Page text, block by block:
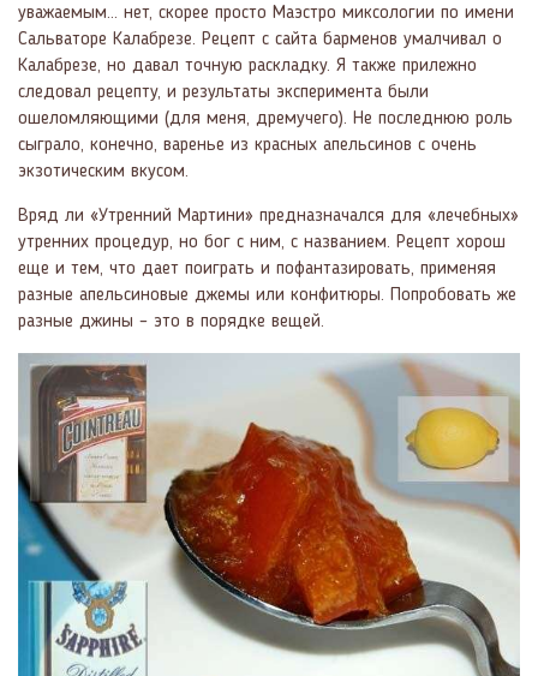
уважаемым… нет, скорее просто Маэстро миксологии по имени
Сальваторе Калабрезе. Рецепт с сайта барменов умалчивал о
Калабрезе, но давал точную раскладку. Я также прилежно
следовал рецепту, и результаты эксперимента были
ошеломляющими (для меня, дремучего). Не последнюю роль
сыграло, конечно, варенье из красных апельсинов с очень
экзотическим вкусом.
Вряд ли «Утренний Мартини» предназначался для «лечебных»
утренних процедур, но бог с ним, с названием. Рецепт хорош
еще и тем, что дает поиграть и пофантазировать, применяя
разные апельсиновые джемы или конфитюры. Попробовать же
разные джины – это в порядке вещей.